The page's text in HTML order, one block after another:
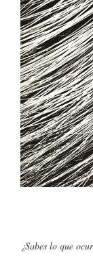
¿Sabes lo que